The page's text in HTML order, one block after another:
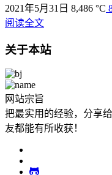
2021年5月31日 8,486 °C
阅读全文
关于本站
网站宗旨
把最实用的经验，分享
友都能有所收获！